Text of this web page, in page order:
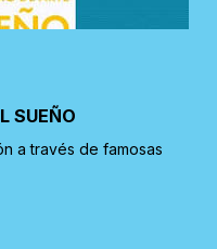
SUEÑO
a través de famosas